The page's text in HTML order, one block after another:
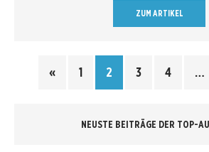
ZUM ARTIKEL
« 1 2 3 4 …
NEUSTE BEITRÄGE DER TOP-